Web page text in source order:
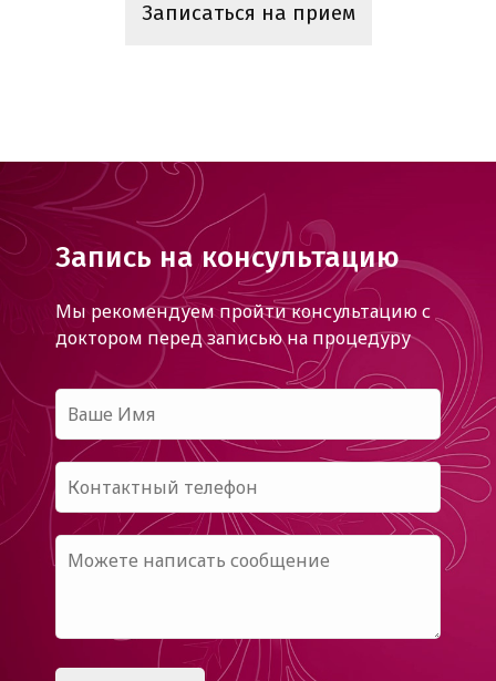
Записаться на прием
Запись на консультацию
Мы рекомендуем пройти консультацию с
доктором перед записью на процедуру